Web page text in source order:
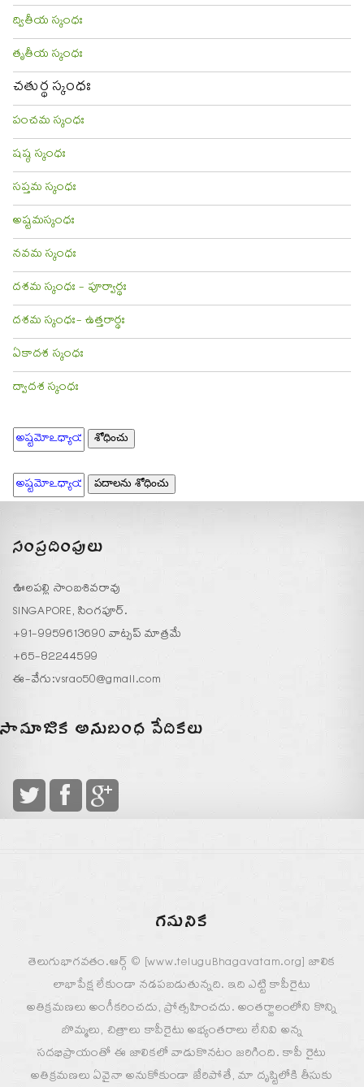
ద్వితీయ స్కంధః
తృతీయ స్కంధః
చతుర్థ స్కంధః
పంచమ స్కంధః
షష్ఠ స్కంధః
సప్తమ స్కంధః
అష్టమస్కంధః
నవమ స్కంధః
దశమ స్కంధః - పూర్వార్థః
దశమ స్కంధః- ఉత్తరార్థః
ఏకాదశ స్కంధః
ద్వాదశ స్కంధః
సంప్రదింపులు
ఊలపల్లి సాంబశివరావు
SINGAPORE, సింగపూర్.
+91-9959613690 వాట్సప్ మాత్రమే
+65-82244599
ఈ-వేగు:vsrao50@gmail.com
సామాజిక అనుబంధ వేదికలు
గమనిక
తెలుగుభాగవతం.ఆర్గ్ © [www.teluguBhagavatam.org] జాలిక
లాభాపేక్ష లేకుండా నడపబడుతున్నది. ఇది ఎట్టి కాపీరైటు
అతిక్రమణలు అంగీకరించదు, ప్రోత్సహించదు. అంతర్జాలంలోని కొన్ని
బొమ్మలు, చిత్రాలు కాపీరైటు అభ్యంతరాలు లేనివి అన్న
సదభిప్రాయంతో ఈ జాలికలో వాడుకొనటం జరిగింది. కాపీ రైటు
అతిక్రమణలు ఏవైనా అనుకోకుండా జేరిపోతే, మా దృష్టిలోకి తీసుకు